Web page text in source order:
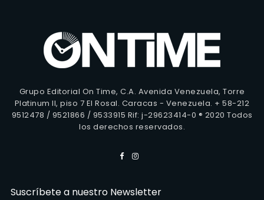
Grupo Editorial On Time, C.A. Avenida Venezuela, Torre
Platinum II, piso 7 El Rosal. Caracas - Venezuela. + 58-212
9512478 / 9521866 / 9533915 Rif: j-29623414-0 ® 2020 Todos
los derechos reservados.
Suscríbete a nuestro Newsletter